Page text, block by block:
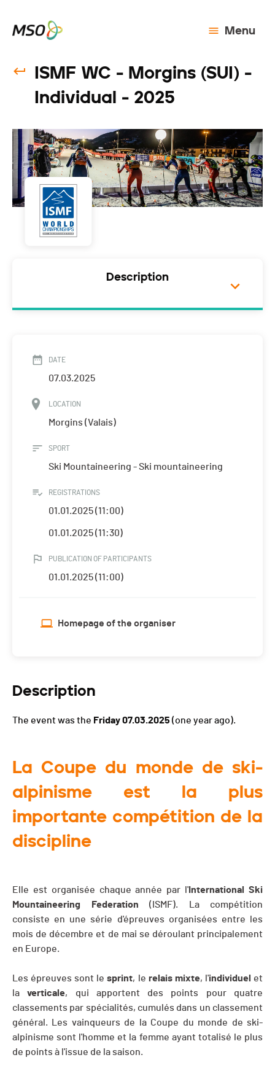
Menu
ISMF WC - Morgins (SUI) -
Individual - 2025
Description
DATE
07.03.2025
LOCATION
Morgins (Valais)
SPORT
Ski Mountaineering - Ski mountaineering
REGISTRATIONS
01.01.2025 (11:00)
01.01.2025 (11:30)
PUBLICATION OF PARTICIPANTS
01.01.2025 (11:00)
Homepage of the organiser
Description
The event was the Friday 07.03.2025 (one year ago).
La Coupe du monde de ski-
alpinisme est la plus
importante compétition de la
discipline
Elle est organisée chaque année par l' International Ski
Mountaineering Federation (ISMF). La compétition
consiste en une série d'épreuves organisées entre les
mois de décembre et de mai se déroulant principalement
en Europe.
Les épreuves sont lesprint, le relais mixte, l'individuel et
laverticale, qui apportent des points pour quatre
classements par spécialités, cumulés dans un classement
général. Les vainqueurs de la Coupe du monde de ski-
alpinisme sont l'homme et la femme ayant totalisé le plus
de points à l'issue de la saison.